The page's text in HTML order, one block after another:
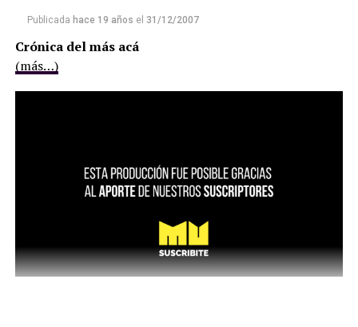
Publicada hace 19 años el 31/12/2007
Crónica del más acá
(más…)